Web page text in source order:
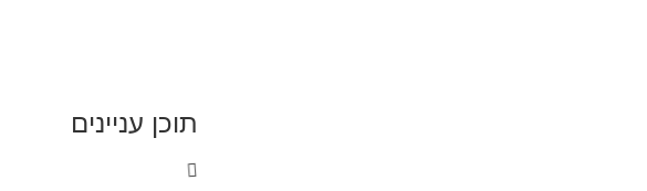
תוכן עניינים